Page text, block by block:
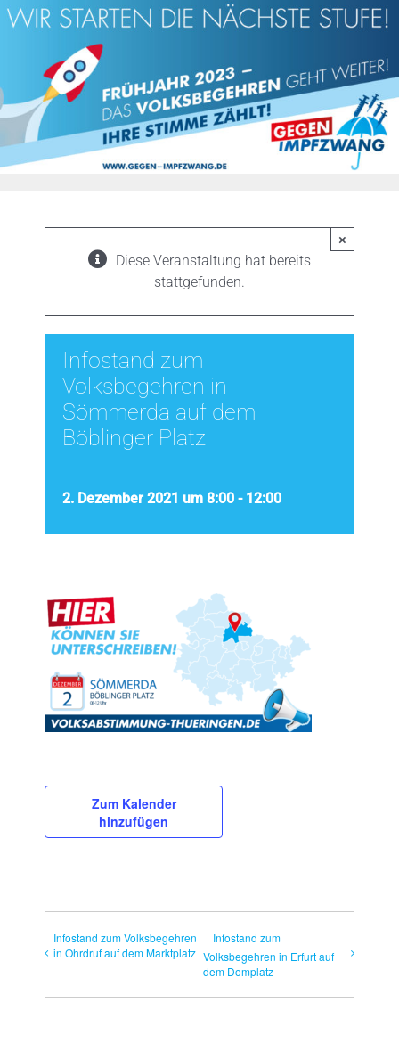
Zum
Inhalt
×
Diese Veranstaltung hat bereits
stattgefunden.
Infostand zum
Volksbegehren in
Sömmerda auf dem
Böblinger Platz
2. Dezember 2021 um 8:00 - 12:00
Zum Kalender
hinzufügen
Infostand zum Volksbegehren
in Ohrdruf auf dem Marktplatz
Infostand zum
Volksbegehren in Erfurt auf
dem Domplatz